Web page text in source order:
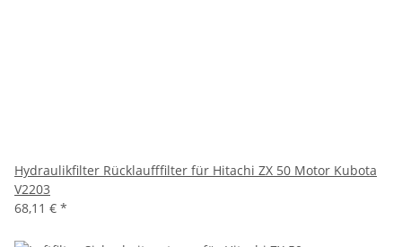
Hydraulikfilter Rücklaufffilter für Hitachi ZX 50 Motor Kubota
V2203
68,11 € *